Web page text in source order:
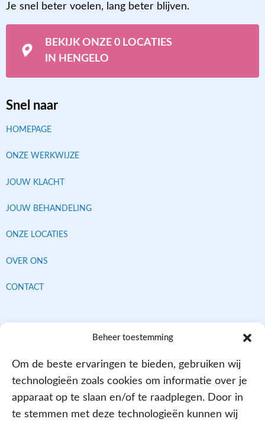
Beheer toestemming
Om de beste ervaringen te bieden, gebruiken wij
technologieën zoals cookies om informatie over je
apparaat op te slaan en/of te raadplegen. Door in
te stemmen met deze technologieën kunnen wij
Je snel beter voelen, lang beter blijven.
BEKIJK ONZE 0 LOCATIES
IN HENGELO
Snel naar
HOMEPAGE
ONZE WERKWIJZE
JOUW KLACHT
JOUW BEHANDELING
ONZE LOCATIES
OVER ONS
CONTACT
Contracten met alle verzekeraars